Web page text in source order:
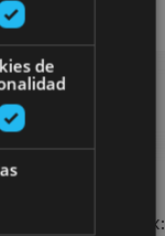
eta iradokizunak:
de